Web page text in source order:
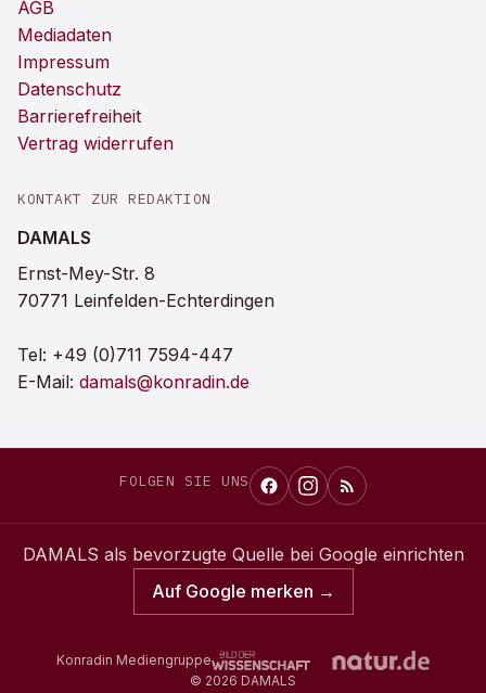
AGB
Mediadaten
Impressum
Datenschutz
Barrierefreiheit
Vertrag widerrufen
KONTAKT ZUR REDAKTION
DAMALS
Ernst-Mey-Str. 8
70771 Leinfelden-Echterdingen
Tel: +49 (0)711 7594-447
E-Mail: damals@konradin.de
FOLGEN SIE UNS
DAMALS als bevorzugte Quelle bei Google einrichten
Auf Google merken →
Konradin Mediengruppe
© 2026 DAMALS